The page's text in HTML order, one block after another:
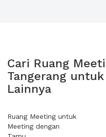
Cari Ruang
Tangerang
Lainnya
Ruang Meeting untuk
Meeting dengan